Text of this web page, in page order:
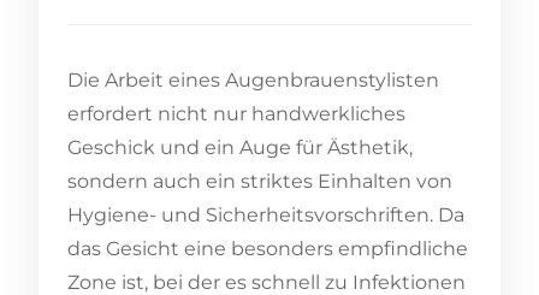
Die Arbeit eines Augenbrauenstylisten
erfordert nicht nur handwerkliches
Geschick und ein Auge für Ästhetik,
sondern auch ein striktes Einhalten von
Hygiene- und Sicherheitsvorschriften. Da
das Gesicht eine besonders empfindliche
Zone ist, bei der es schnell zu Infektionen